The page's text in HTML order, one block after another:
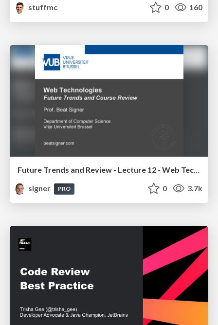
stuffmc
0 160
Future Trends and Review - Lecture 12 - Web Technologies (1019888BNR)
signer
PRO 0 3.7k